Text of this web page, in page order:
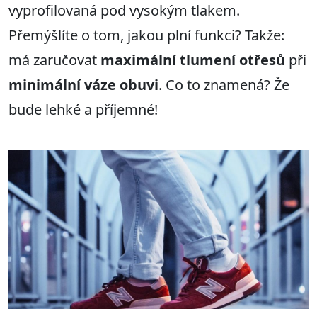
vyprofilovaná pod vysokým tlakem.
Přemýšlíte o tom, jakou plní funkci? Takže:
má zaručovat maximálnítlumení otřesů při
minimální váze obuvi. Co to znamená? Že
bude lehké a příjemné!